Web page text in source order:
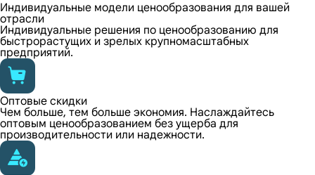
Индивидуальные модели ценообразования для вашей
отрасли
Индивидуальные решения по ценообразованию для
быстрорастущих и зрелых крупномасштабных
предприятий.
Оптовые скидки
Чем больше, тем больше экономия. Наслаждайтесь
оптовым ценообразованием без ущерба для
производительности или надежности.